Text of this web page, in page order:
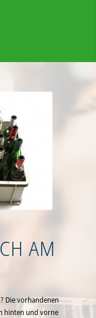
AM
Die vorhandenen
hinten und vorne